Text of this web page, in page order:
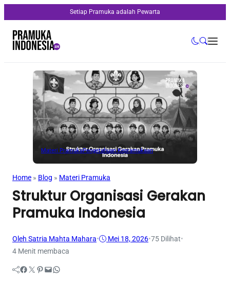
Setiap Pramuka adalah Pewarta
Materi PramukaPengetahuan Kepramukaan
Home » Blog » Materi Pramuka
Struktur Organisasi Gerakan
Pramuka Indonesia
Oleh Satria Mahta Mahara• Mei 18, 2026•75 Dilihat•
4 Menit membaca
Facebook Twitter Pinterest Mail WhatsApp